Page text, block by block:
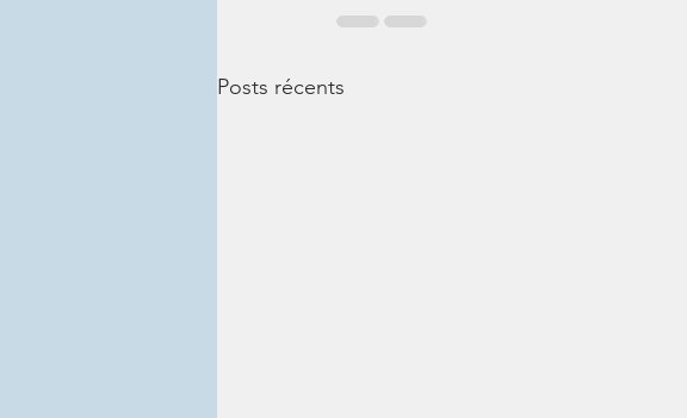
Posts récents